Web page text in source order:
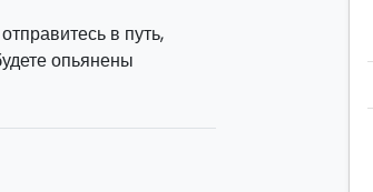
в путь,
опьянены
продуктовые лавки
которые тщательно